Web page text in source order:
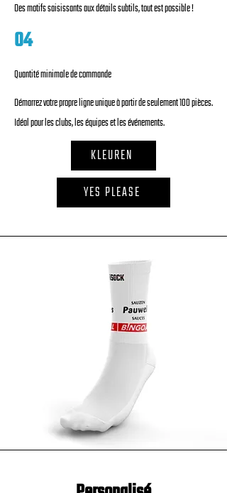
Des motifs saisissants aux détails subtils, tout est possible !
04
Quantité minimale de commande
Démarrez votre propre ligne unique à partir de seulement 100 pièces.
Idéal pour les clubs, les équipes et les événements.
KLEUREN
YES PLEASE